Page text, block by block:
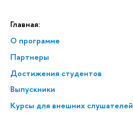
Главная:
О программе
Партнеры
Достижения студентов
Выпускники
Курсы для внешних слушателей